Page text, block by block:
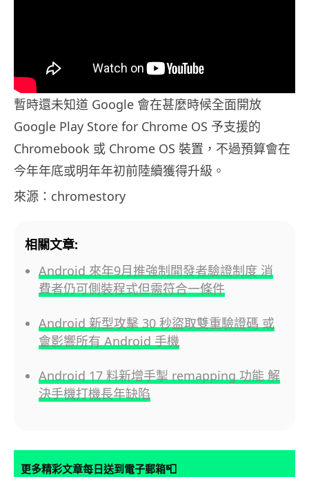
暫時還未知道 Google 會在甚麼時候全面開放
Google Play Store for Chrome OS 予支援的
Chromebook 或 Chrome OS 裝置，不過預算會在
今年年底或明年年初前陸續獲得升級。
來源：chromestory
相關文章:
Android 來年9月推強制開發者驗證制度 消
費者仍可側裝程式但需符合一條件
Android 新型攻擊 30 秒盜取雙重驗證碼 或
會影響所有 Android 手機
Android 17 料新增手掣 remapping 功能 解
決手機打機長年缺陷
更多精彩文章每日送到電子郵箱📮